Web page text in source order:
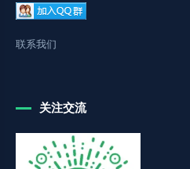
联系我们
关注交流